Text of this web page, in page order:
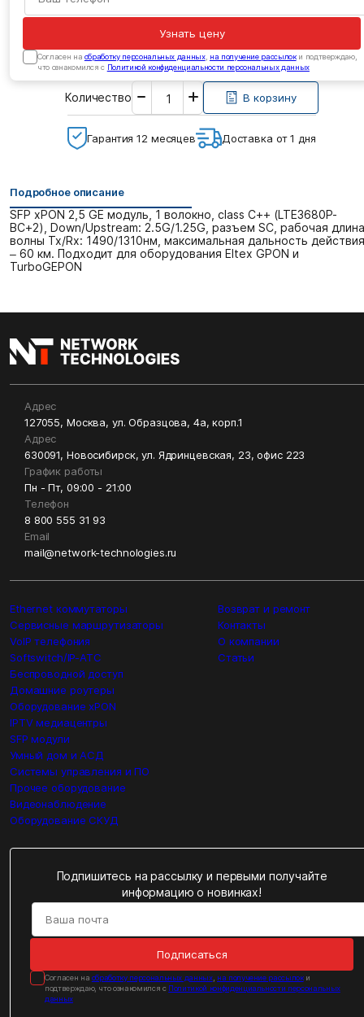
Узнать цену
Cогласен на обработку персональных данных, на получение рассылоки подтверждаю,
что ознакомился с Политикой конфиденциальности персональных данных
Количество
Введите
необходимое
количество
В корзину
Гарантия 12 месяцев Доставка от 1 дня
Подробное описание
SFP xPON 2,5 GE модуль, 1 волокно, class C++ (LTE3680P-
BC+2), Down/Upstream: 2.5G/1.25G, разъем SC, рабочая длина
волны Tx/Rx: 1490/1310нм, максимальная дальность действия
– 60 км. Подходит для оборудования Eltex GPON и
TurboGEPON
Адрес
127055, Москва, ул. Образцова, 4а, корп.1
Адрес
630091, Новосибирск, ул. Ядринцевская, 23, офис 223
График работы
Пн - Пт, 09:00 - 21:00
Телефон
8 800 555 31 93
Email
mail@network-technologies.ru
Ethernet коммутаторы
Сервисные маршрутизаторы
VoIP телефония
Softswitch/IP-ATC
Беспроводной доступ
Домашние роутеры
Оборудование xPON
IPTV медиацентры
SFP модули
Умный дом и АСД
Системы управления и ПО
Прочее оборудование
Видеонаблюдение
Оборудование СКУД
Возврат и ремонт
Контакты
О компании
Статьи
Подпишитесь на рассылку и первыми получайте
информацию о новинках!
Подписаться
Cогласен на обработку персональных данных, на получение рассылоки
подтверждаю, что ознакомился с Политикой конфиденциальности персональных
данных